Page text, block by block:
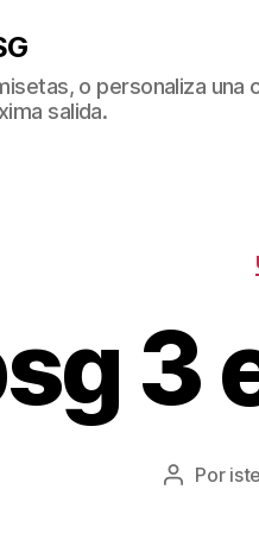
o personaliza una
salida.
3
Autor
Por